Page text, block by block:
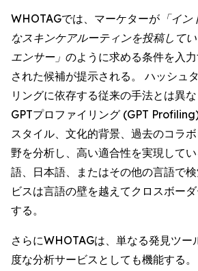
WHOTAGでは、マーケターが 「イ
なスキンケアルーティンを投稿して
エンサー」 のように求める条件を入
された候補が提示される。 ハッシュ
リングに依存する従来の手法とは異
GPTプロファイリング (GPT
スタイル、文化的背景、過去のコラ
野を分析し、高い適合性を実現して
語、日本語、またはその他の言語で
ビスは言語の壁を越えてクロスボー
する。
さらにWHOTAGは、単なる発見ツー
度な分析サービスとしても機能する